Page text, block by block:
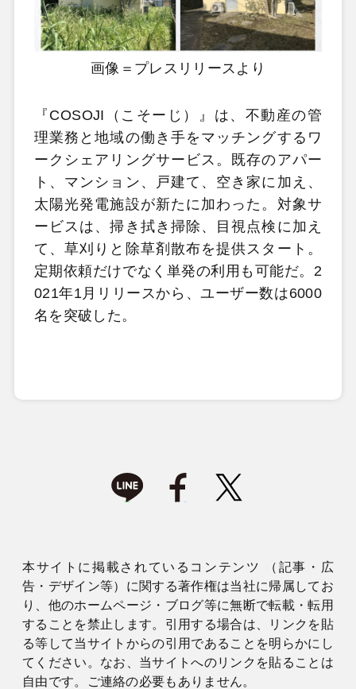
画像＝プレスリリースより
『COSOJI（こそーじ）』は、不動産の管
理業務と地域の働き手をマッチングするワ
ークシェアリングサービス。既存のアパー
ト、マンション、戸建て、空き家に加え、
太陽光発電施設が新たに加わった。対象サ
ービスは、掃き拭き掃除、目視点検に加え
て、草刈りと除草剤散布を提供スタート。
定期依頼だけでなく単発の利用も可能だ。2
021年1月リリースから、ユーザー数は6000
名を突破した。
本サイトに掲載されているコンテンツ （記事・広
告・デザイン等）に関する著作権は当社に帰属してお
り、他のホームページ・ブログ等に無断で転載・転用
することを禁止します。引用する場合は、リンクを貼
る等して当サイトからの引用であることを明らかにし
てください。なお、当サイトへのリンクを貼ることは
自由です。ご連絡の必要もありません。